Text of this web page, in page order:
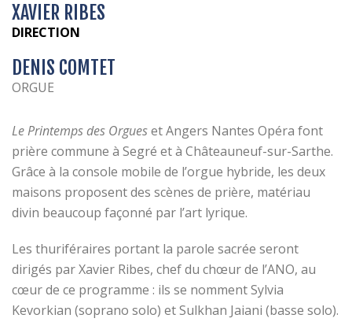
XAVIER RIBES
DIRECTION
DENIS COMTET
ORGUE
Le Printemps des Orgueset Angers Nantes Opéra font
prière commune à Segré et à Châteauneuf-sur-Sarthe.
Grâce à la console mobile de l’orgue hybride, les deux
maisons proposent des scènes de prière, matériau
divin beaucoup façonné par l’art lyrique.
Les thuriféraires portant la parole sacrée seront
dirigés par Xavier Ribes, chef du chœur de l’ANO, au
cœur de ce programme : ils se nomment Sylvia
Kevorkian (soprano solo) et Sulkhan Jaiani (basse solo).